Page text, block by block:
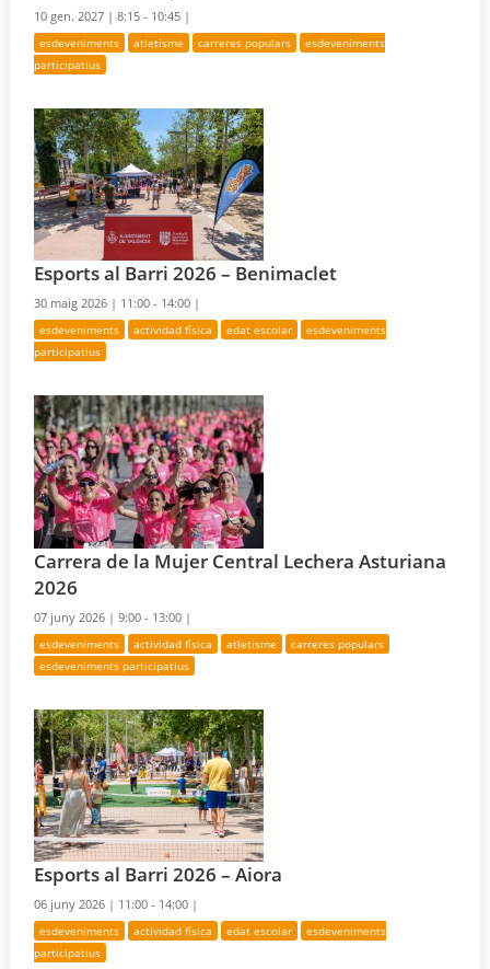
10 gen. 2027 |8:15 - 10:45 |
esdeveniments atletisme carreres populars
esdeveniments
participatius
Esports al Barri 2026 – Benimaclet
30 maig 2026 | 11:00 - 14:00 |
esdeveniments actividad física edat escolar
esdeveniments
participatius
Carrera de la Mujer Central Lechera Asturiana
2026
07 juny 2026 |9:00 - 13:00 |
esdeveniments actividad física atletisme
carreres populars
esdeveniments participatius
Esports al Barri 2026 – Aiora
06 juny 2026 | 11:00 - 14:00 |
esdeveniments actividad física edat escolar
esdeveniments
participatius